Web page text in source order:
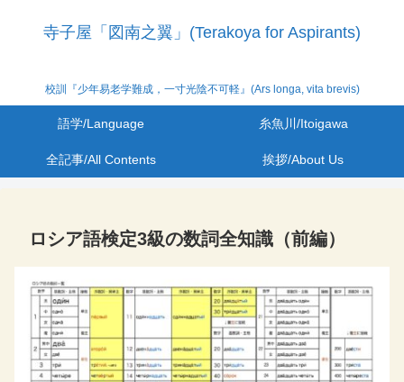
寺子屋「図南之翼」(Terakoya for Aspirants)
校訓『少年易老学難成，一寸光陰不可軽』(Ars longa, vita brevis)
語学/Language 糸魚川/Itoigawa
全記事/All Contents 挨拶/About Us
ロシア語検定3級の数詞全知識（前編）